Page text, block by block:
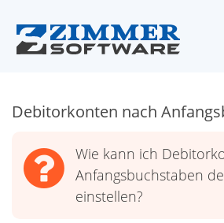
Debitorkonten nach
Wie kann ich
Anfangsbuchstaben
einstellen?